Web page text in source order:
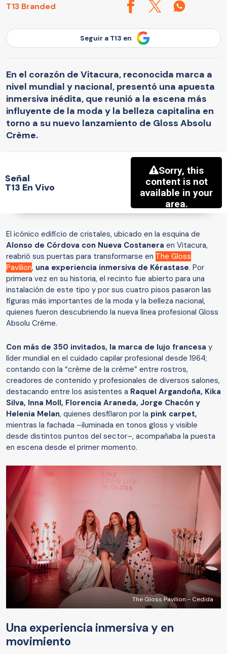
T13 Branded
Seguir a T13 en
En el corazón de Vitacura, reconocida marca a
nivel mundial y nacional, presentó una apuesta
inmersiva inédita, que reunió a la escena más
influyente de la moda y la belleza capitalina en
torno a su nuevo lanzamiento de Gloss Absolu
Crème.
Señal
T13 En Vivo
El icónico edificio de cristales, ubicado en la esquina de
Alonso de Córdova con Nueva Costanera en Vitacura,
reabrió sus puertas para transformarse en The Gloss
Pavilion, una experiencia inmersiva de Kérastase. Por
primera vez en su historia, el recinto fue abierto para una
instalación de este tipo y por sus cuatro pisos pasaron las
figuras más importantes de la moda y la belleza nacional,
quienes fueron descubriendo la nueva línea profesional Gloss
Absolu Crème.
Con más de 350 invitados, la marca de lujo francesa y
líder mundial en el cuidado capilar profesional desde 1964;
contando con la “crème de la crème” entre rostros,
creadores de contenido y profesionales de diversos salones,
destacando entre los asistentes a Raquel Argandoña, Kika
Silva, Inna Moll, Florencia Araneda, Jorge Chacón y
Helenia Melan, quienes desfilaron por la pink carpet,
mientras la fachada –iluminada en tonos gloss y visible
desde distintos puntos del sector–, acompañaba la puesta
en escena desde el primer momento.
The Gloss Pavilion - Cedida
Una experiencia inmersiva y en
movimiento